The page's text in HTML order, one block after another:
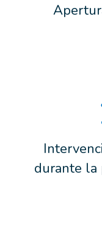
durante la